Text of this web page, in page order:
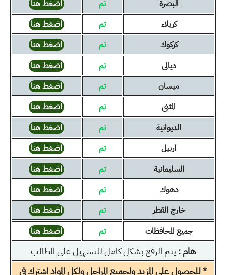
البصرة تم
اضغط هنا
كربلاء
تم
اضغط هنا
كركوك
تم
اضغط هنا
ديالى
تم
اضغط هنا
ميسان
تم
اضغط هنا
المثنى
تم
اضغط هنا
الديوانية
تم
اضغط هنا
اربيل
تم
اضغط هنا
السليمانية
تم
اضغط هنا
دهوك
تم
اضغط هنا
خارج القطر
تم
اضغط هنا
جميع المحافظات
تم اضغط هنا
هام : يتم الرفع بشكل كامل للتسهيل على الطالب
* للحصول على المزيد ولجميع المراحل ولكل المواد اشترك في